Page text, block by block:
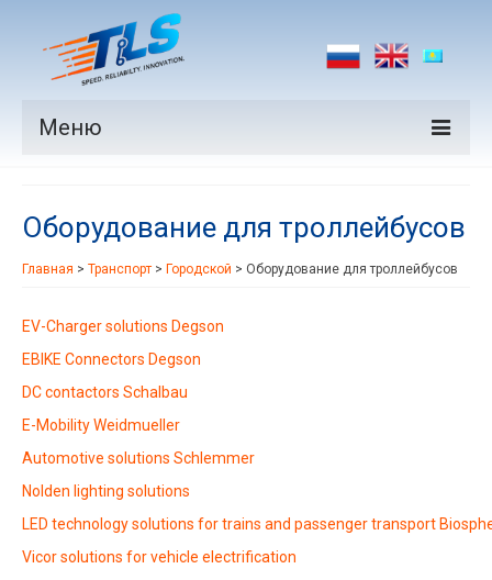
Меню
Производители
Рынки
Новости
Контакты
Оборудование для троллейбусов
Главная > Транспорт > Городской > Оборудование для троллейбусов
EV-Charger solutions Degson
EBIKE Connectors Degson
DC contactors Schalbau
E-Mobility Weidmueller
Automotive solutions Schlemmer
Nolden lighting solutions
LED technology solutions for trains and passenger transport
Vicor solutions for vehicle electrification